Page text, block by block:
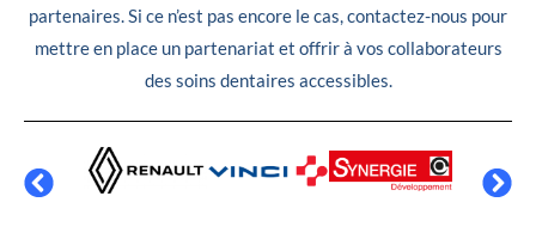
partenaires. Si ce n’est pas encore le cas, contactez-nous pour
mettre en place un partenariat et offrir à vos collaborateurs
des soins dentaires accessibles.